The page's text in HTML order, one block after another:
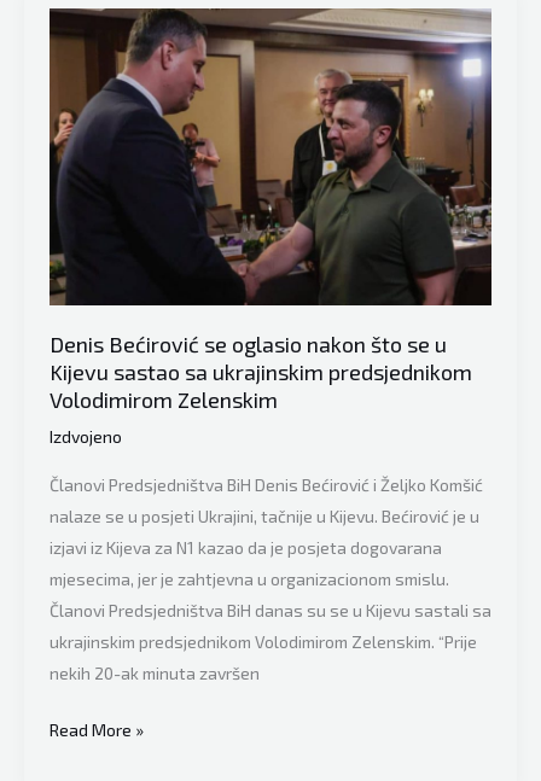
predsjednika
Volodimira
Zelenskog
sa
Bećirovićem
Denis Bećirović se oglasio nakon što se u
Kijevu sastao sa ukrajinskim predsjednikom
Volodimirom Zelenskim
Izdvojeno
Članovi Predsjedništva BiH Denis Bećirović i Željko Komšić
nalaze se u posjeti Ukrajini, tačnije u Kijevu. Bećirović je u
izjavi iz Kijeva za N1 kazao da je posjeta dogovarana
mjesecima, jer je zahtjevna u organizacionom smislu.
Članovi Predsjedništva BiH danas su se u Kijevu sastali sa
ukrajinskim predsjednikom Volodimirom Zelenskim. “Prije
nekih 20-ak minuta završen
Denis
Read More »